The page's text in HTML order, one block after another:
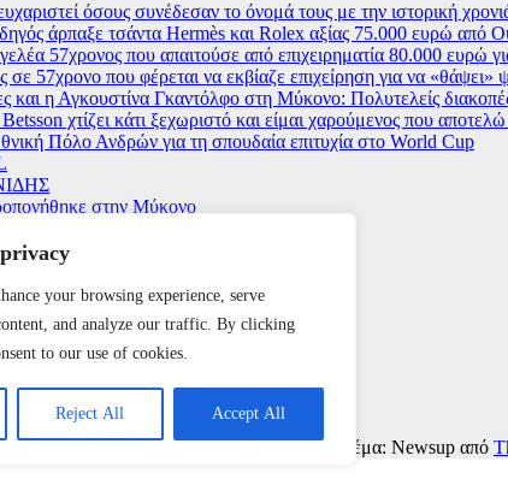
your browsing experience, serve
and analyze our traffic. By clicking
to our use of cookies.
Reject All Accept All
όσους συνέδεσαν το όνομά τους με την ιστορική
άρπαξε τσάντα Hermès και Rolex αξίας 75.000 ευρώ από
57χρονος που απαιτούσε από επιχειρηματία 80.000 ευρώ
57χρονο που φέρεται να εκβίαζε επιχείρηση για να
η Αγκουστίνα Γκαντόλφο στη Μύκονο: Πολυτελείς
χτίζει κάτι ξεχωριστό και είμαι χαρούμενος που
Πόλο Ανδρών για τη σπουδαία επιτυχία στο World Cup
στην Μύκονο
με την Υποστήριξη του WordPress Θέμα: Newsup από